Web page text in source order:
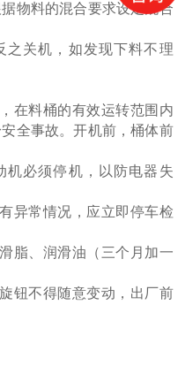
物料的混合要求设定混合
之关机，如发现下料不理
在料桶的有效运转范围内
全事故。开机前，桶体前
机必须停机，以防电器失
异常情况，应立即停车检
脂、润滑油（三个月加一
钮不得随意变动，出厂前